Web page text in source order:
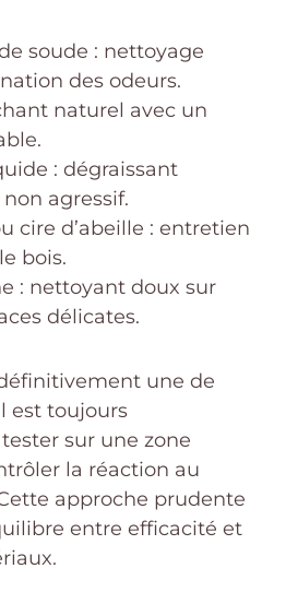
soude : nettoyage
des odeurs.
naturel avec un
: dégraissant
agressif.
cire d’abeille : entretien
bois.
: nettoyant doux sur
délicates.
une de
est toujours
sur une zone
la réaction au
approche prudente
entre efficacité et